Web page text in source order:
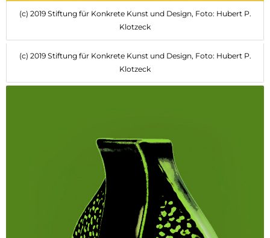
(c) 2019 Stiftung für Konkrete Kunst und Design, Foto: Hubert P.
Klotzeck
(c) 2019 Stiftung für Konkrete Kunst und Design, Foto: Hubert P.
Klotzeck